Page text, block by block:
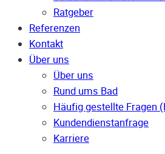
Ratgeber
Referenzen
Kontakt
Über uns
Über uns
Rund ums Bad
Häufig gestellte Fragen
Kunden­dienst­anfrage
Karriere